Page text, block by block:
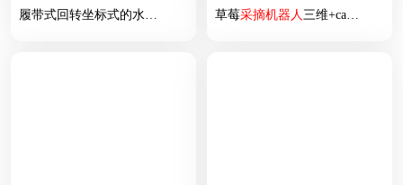
履带式回转坐标式的水果 机器人CAD
草莓采摘机器人三维+cad+说明书